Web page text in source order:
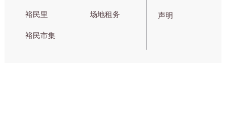
裕民里 场地租务
裕民市集
声明